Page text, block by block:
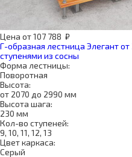
Цена от107 788 ₽
Г-образная лестница Элегант
ступенями из сосны
Форма лестницы:
Поворотная
Высота:
от 2070 до 2990 мм
Высота шага:
230 мм
Кол-во ступеней:
9, 10, 11, 12, 13
Цвет каркаса:
Серый